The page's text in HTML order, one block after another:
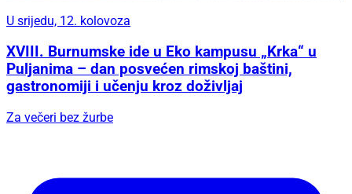
U srijedu, 12. kolovoza
XVIII. Burnumske ide u Eko kampusu „Krka“ u
Puljanima – dan posvećen rimskoj baštini,
gastronomiji i učenju kroz doživljaj
Za večeri bez žurbe